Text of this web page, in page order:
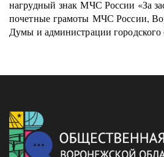
нагрудный знак МЧС России «За
почетные грамоты МЧС России,
Думы и администрации